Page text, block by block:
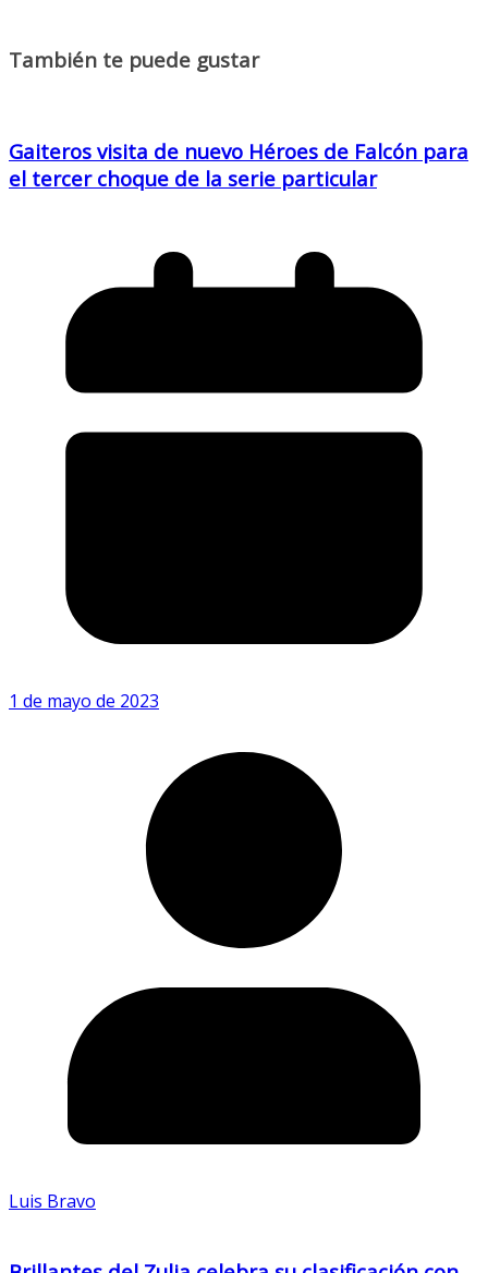
También te puede gustar
Gaiteros visita de nuevo Héroes de Falcón para
el tercer choque de la serie particular
1 de mayo de 2023
Luis Bravo